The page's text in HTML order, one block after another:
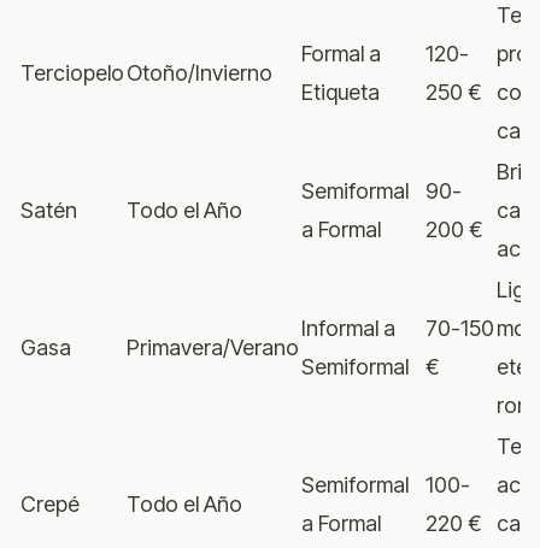
TerciopeloOtoño/Invierno
Formal a
Etiqueta
120-
250 €
Satén Todo el Año
Semiformal
a Formal
90-
200 €
Gasa Primavera/Verano
Informal a
Semiformal
70-150
€
Crepé Todo el Año
Semiformal
a Formal
100-
220 €